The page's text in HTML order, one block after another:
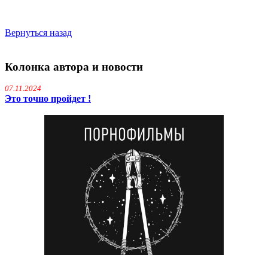
Вернуться назад
Колонка автора и новости
07.11.2024
Это точно пройдет !